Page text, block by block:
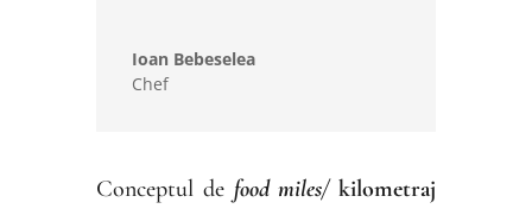
Ioan Bebeselea
Chef
Conceptul de food miles/kilometraj